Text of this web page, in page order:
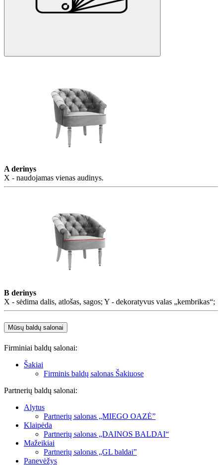
A derinys
X - naudojamas vienas audinys.
B derinys
X - sėdima dalis, atlošas, sagos; Y - dekoratyvus valas „kembrikas“;
Mūsų baldų salonai
Firminiai baldų salonai:
Šakiai
Firminis baldų salonas Šakiuose
Partnerių baldų salonai:
Alytus
Partnerių salonas „MIEGO OAZĖ”
Klaipėda
Partnerių salonas „DAINOS BALDAI“
Mažeikiai
Partnerių salonas „GL baldai”
Panevėžys